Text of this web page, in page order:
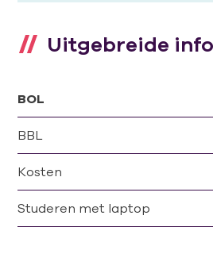
Uitgebreide
BOL
BBL
Kosten
Studeren met laptop